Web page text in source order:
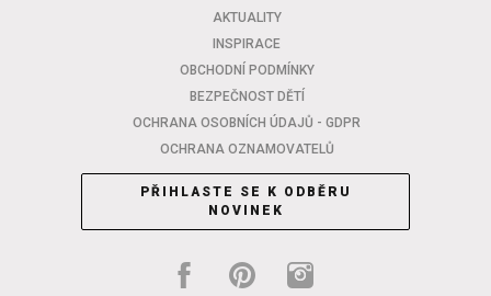
AKTUALITY
INSPIRACE
OBCHODNÍ PODMÍNKY
BEZPEČNOST DĚTÍ
OCHRANA OSOBNÍCH ÚDAJŮ - GDPR
OCHRANA OZNAMOVATELŮ
PŘIHLASTE SE K ODBĚRU
NOVINEK